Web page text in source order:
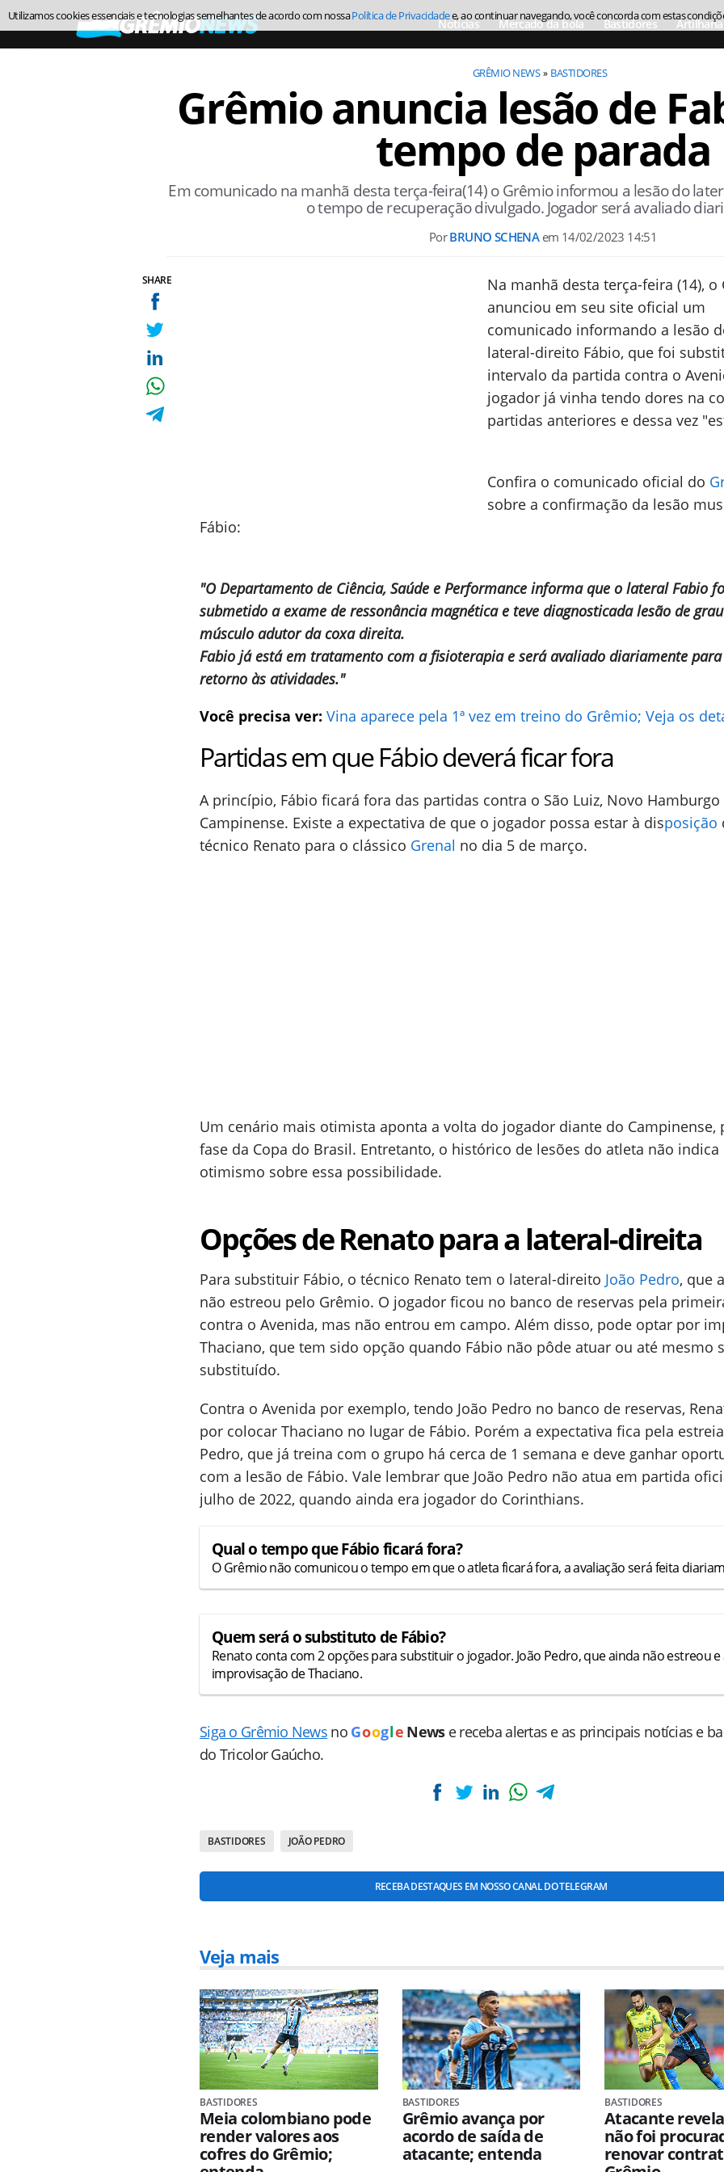
Notícias Mercado da bola Bastidores Artilharia
GRÊMIO NEWS BASTIDORES
Grêmio anuncia lesão de
tempo de parada
Em comunicado na manhã desta terça-feira(14) o Grêmio informou a lesão do
o tempo de recuperação divulgado. Jogador será avaliado
PorBRUNO SCHENAem 14/02/2023 14:51
SHARE
Na manhã desta terça-feira (14), o
anunciou em seu site oficial um
comunicado informando a lesão
lateral-direito Fábio, que foi
intervalo da partida contra o
jogador já vinha tendo dores na
partidas anteriores e dessa vez
Confira o comunicado oficial do
sobre a confirmação da lesão
Fábio:
"O Departamento de Ciência, Saúde e Performance informa que o lateral Fabio
submetido a exame de ressonância magnética e teve diagnosticada lesão de
músculo adutor da coxa direita.
Fabio já está em tratamento com a fisioterapia e será avaliado diariamente
retorno às atividades."
Você precisa ver: Vina aparece pela 1ª vez em treino do Grêmio; Veja os
Partidas em que Fábio deverá ficar fora
A princípio, Fábio ficará fora das partidas contra o São Luiz, Novo Hamburgo
Campinense. Existe a expectativa de que o jogador possa estar à disposição
técnico Renato para o clássico Grenal no dia 5 de março.
Um cenário mais otimista aponta a volta do jogador diante do Campinense,
fase da Copa do Brasil. Entretanto, o histórico de lesões do atleta não indica
otimismo sobre essa possibilidade.
Opções de Renato para a lateral-direita
Para substituir Fábio, o técnico Renato tem o lateral-direito João Pedro, que
não estreou pelo Grêmio. O jogador ficou no banco de reservas pela
contra o Avenida, mas não entrou em campo. Além disso, pode optar por
Thaciano, que tem sido opção quando Fábio não pôde atuar ou até mesmo
substituído.
Contra o Avenida por exemplo, tendo João Pedro no banco de reservas,
por colocar Thaciano no lugar de Fábio. Porém a expectativa fica pela
Pedro, que já treina com o grupo há cerca de 1 semana e deve ganhar
com a lesão de Fábio. Vale lembrar que João Pedro não atua em partida
julho de 2022, quando ainda era jogador do Corinthians.
Qual o tempo que Fábio ficará fora?
O Grêmio não comunicou o tempo em que o atleta ficará fora, a avaliação será feita
Quem será o substituto de Fábio?
Renato conta com 2 opções para substituir o jogador. João Pedro, que ainda não estreou e
improvisação de Thaciano.
Siga o Grêmio News no Goog le News e receba alertas e as principais notícias e
do Tricolor Gaúcho.
BASTIDORES JOÃO PEDRO
RECEBA DESTAQUES EM NOSSO CANAL DO TELEGRAM
Veja mais
BASTIDORES
Meia colombiano pode
render valores aos
cofres do Grêmio;
BASTIDORES
Grêmio avança por
acordo de saída de
atacante; entenda
BASTIDORES
Atacante
não foi
renovar
Utilizamos cookies essenciais e tecnologias semelhantes de acordo com nossaPolítica de Privacidadee, ao continuar navegando, você concorda com estas